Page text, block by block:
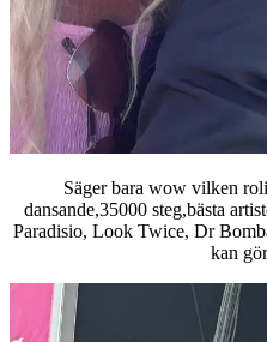
Säger bara wow vilken
dansande,35000 steg,bästa
Paradisio, Look Twice, Dr
kan